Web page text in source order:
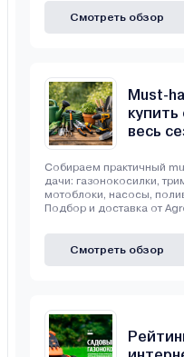
Смотреть обзор
Must-
весь
Собираем практичный
дачи: газонокосилки,
мотоблоки, насосы,
Подбор и доставка от
Смотреть обзор